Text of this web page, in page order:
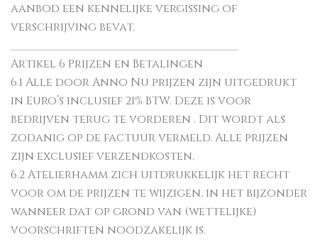
aanbod een kennelijke vergissing of
verschrijving bevat.
Artikel 6 Prijzen en Betalingen
6.1 Alle door Anno Nu prijzen zijn uitgedrukt
in Euro’s inclusief 21% BTW. Deze is voor
bedrijven terug te vorderen . Dit wordt als
zodanig op de factuur vermeld. Alle prijzen
zijn exclusief verzendkosten.
6.2 Atelierhamm zich uitdrukkelijk het recht
voor om de prijzen te wijzigen, in het bijzonder
wanneer dat op grond van (wettelijke)
voorschriften noodzakelijk is.